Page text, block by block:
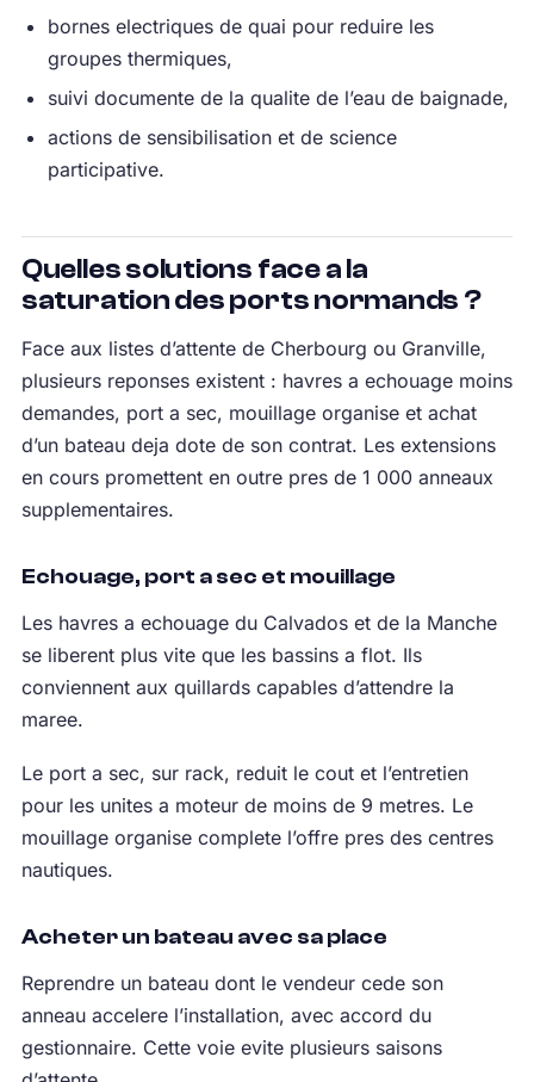
bornes electriques de quai pour reduire les
groupes thermiques,
suivi documente de la qualite de l’eau de baignade,
actions de sensibilisation et de science
participative.
Quelles solutions face a la
saturation des ports normands ?
Face aux listes d’attente de Cherbourg ou Granville,
plusieurs reponses existent : havres a echouage moins
demandes, port a sec, mouillage organise et achat
d’un bateau deja dote de son contrat. Les extensions
en cours promettent en outre pres de 1 000 anneaux
supplementaires.
Echouage, port a sec et mouillage
Les havres a echouage du Calvados et de la Manche
se liberent plus vite que les bassins a flot. Ils
conviennent aux quillards capables d’attendre la
maree.
Le port a sec, sur rack, reduit le cout et l’entretien
pour les unites a moteur de moins de 9 metres. Le
mouillage organise complete l’offre pres des centres
nautiques.
Acheter un bateau avec sa place
Reprendre un bateau dont le vendeur cede son
anneau accelere l’installation, avec accord du
gestionnaire. Cette voie evite plusieurs saisons